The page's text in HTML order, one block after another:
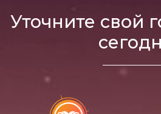
Уточните свой